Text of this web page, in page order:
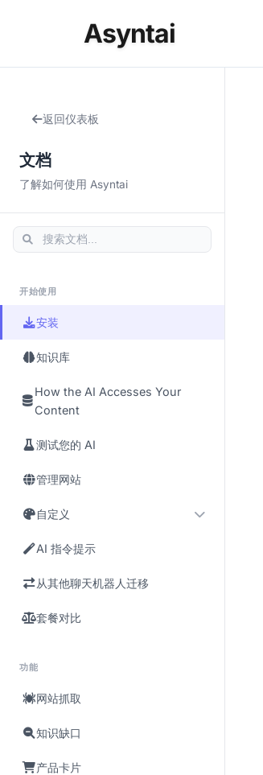
Asyntai
返回仪表板
文档
了解如何使用 Asyntai
开始使用
安装
知识库
How the AI Accesses Your
Content
测试您的 AI
管理网站
自定义
AI 指令提示
从其他聊天机器人迁移
套餐对比
功能
网站抓取
知识缺口
产品卡片